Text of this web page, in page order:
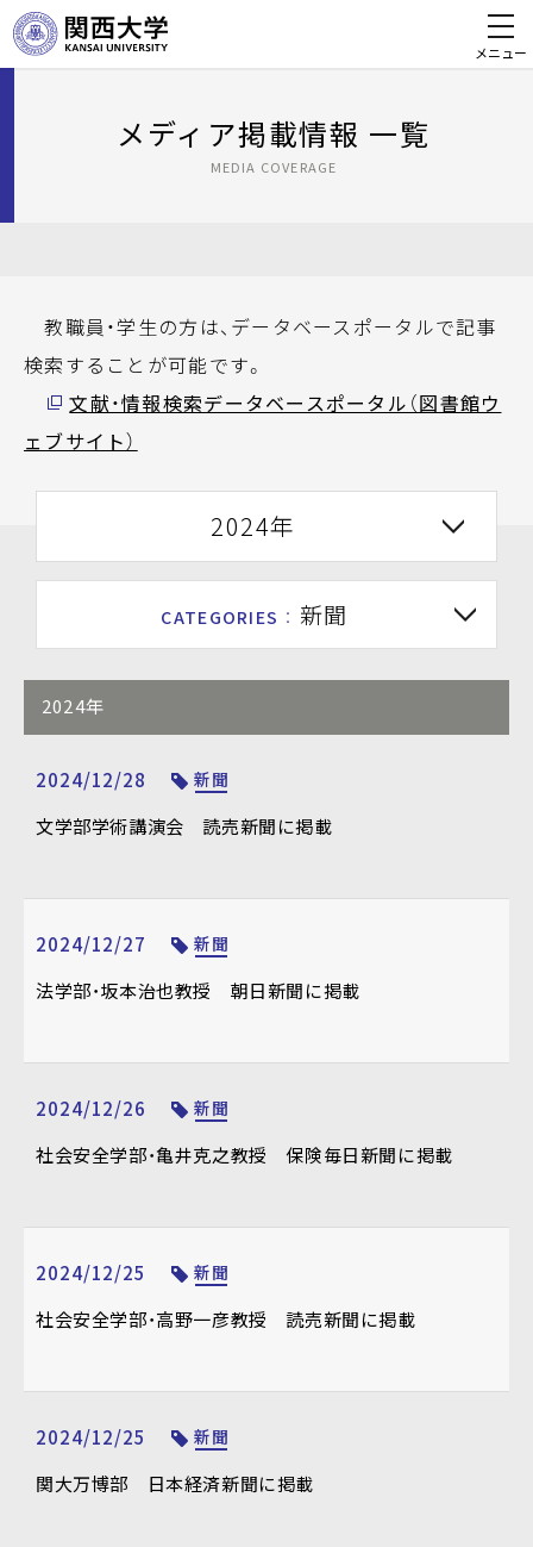
メニュー
メディア掲載情報 一覧
MEDIA COVERAGE
教職員・学生の方は、データベースポータルで記事
検索することが可能です。
文献・情報検索データベースポータル（図書館ウ
ェブサイト）
2024年
CATEGORIES ： 新聞
2024年
2024/12/28 新聞
文学部学術講演会 読売新聞に掲載
2024/12/27 新聞
法学部・坂本治也教授 朝日新聞に掲載
2024/12/26 新聞
社会安全学部・亀井克之教授 保険毎日新聞に掲載
2024/12/25 新聞
社会安全学部・高野一彦教授 読売新聞に掲載
2024/12/25 新聞
関大万博部 日本経済新聞に掲載